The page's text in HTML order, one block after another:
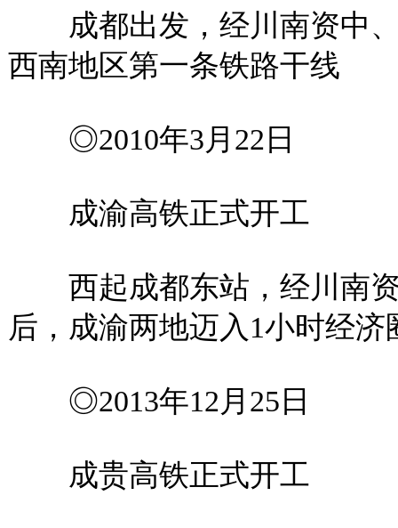
成都出发，经川南资中、
西南地区第一条铁路干线
◎2010年3月22日
成渝高铁正式开工
西起成都东站，经川南资
后，成渝两地迈入1小时经济
◎2013年12月25日
成贵高铁正式开工